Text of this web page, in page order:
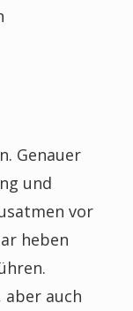
Genauer
und
vor
heben
auch